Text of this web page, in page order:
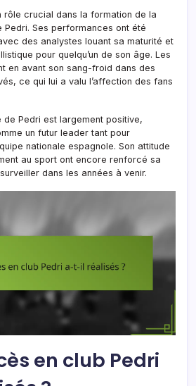
rôle crucial dans la formation de la
Pedri. Ses performances ont été
des analystes louant sa maturité et
pour quelqu’un de son âge. Les
en avant son sang-froid dans des
ce qui lui a valu l’affection des fans
de Pedri est largement positive,
un futur leader tant pour
nationale espagnole. Son attitude
au sport ont encore renforcé sa
dans les années à venir.
en club Pedri